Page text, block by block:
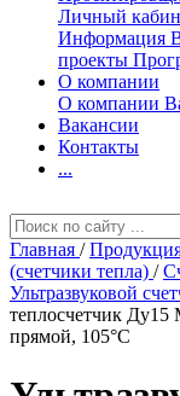
Личный
Информация
проекты
О компании
О компании
Вакансии
Контакты
...
Главная /
(счетчики тепла) /
Ультразвуковой
теплосчетчик Ду15
прямой, 105°C